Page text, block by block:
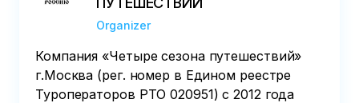
Organizer
Компания «Четыре сезона путешествий»
г.Москва (рег. номер в Едином реестре
Туроператоров РТО 020951) с 2012 года